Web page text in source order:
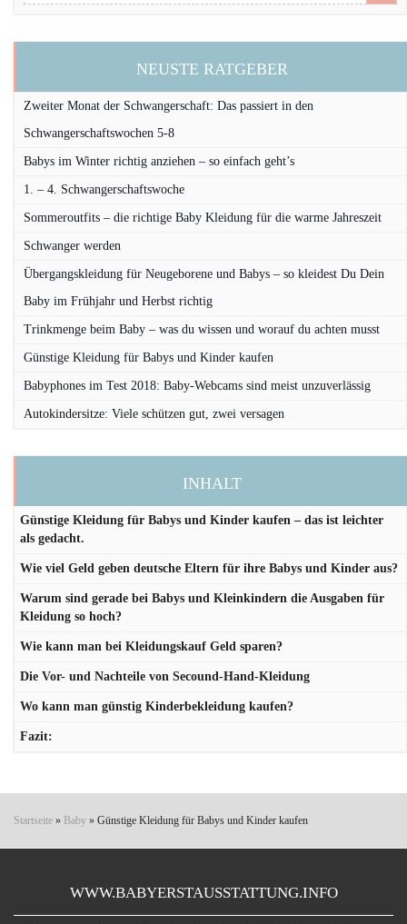
NEUSTE RATGEBER
Zweiter Monat der Schwangerschaft: Das passiert in den
Schwangerschaftswochen 5-8
Babys im Winter richtig anziehen – so einfach geht’s
1. – 4. Schwangerschaftswoche
Sommeroutfits – die richtige Baby Kleidung für die warme Jahreszeit
Schwanger werden
Übergangskleidung für Neugeborene und Babys – so kleidest Du Dein
Baby im Frühjahr und Herbst richtig
Trinkmenge beim Baby – was du wissen und worauf du achten musst
Günstige Kleidung für Babys und Kinder kaufen
Babyphones im Test 2018: Baby-Webcams sind meist unzuverlässig
Autokindersitze: Viele schützen gut, zwei versagen
INHALT
Günstige Kleidung für Babys und Kinder kaufen – das ist leichter
als gedacht.
Wie viel Geld geben deutsche Eltern für ihre Babys und Kinder aus?
Warum sind gerade bei Babys und Kleinkindern die Ausgaben für
Kleidung so hoch?
Wie kann man bei Kleidungskauf Geld sparen?
Die Vor- und Nachteile von Secound-Hand-Kleidung
Wo kann man günstig Kinderbekleidung kaufen?
Fazit:
Startseite » Baby » Günstige Kleidung für Babys und Kinder kaufen
WWW.BABYERSTAUSSTATTUNG.INFO